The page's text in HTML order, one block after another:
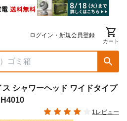
ログイン・新規会員登録
カート
シャワーヘッド ワイドタイプ
1レビュー